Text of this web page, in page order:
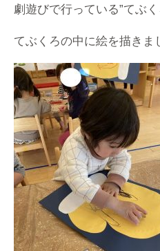
劇遊びで行っている”てぶ
てぶくろの中に絵を描きま